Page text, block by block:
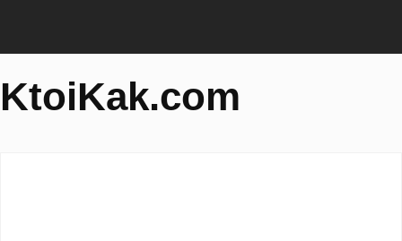
KtoiKak.com